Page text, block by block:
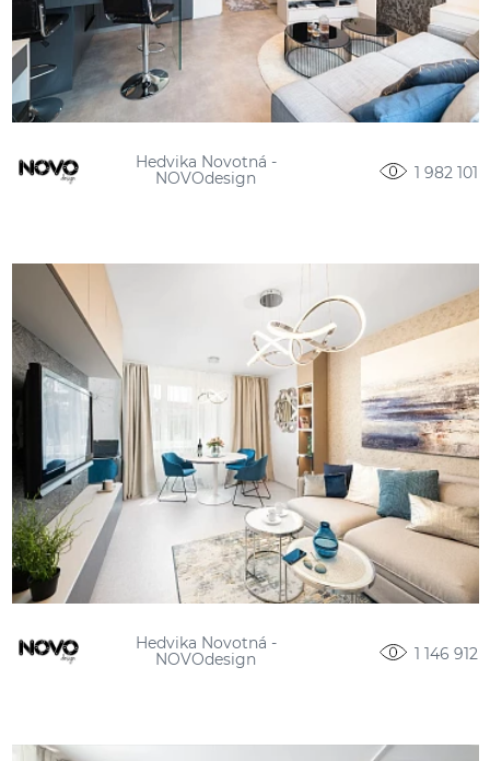
Hedvika Novotná -
NOVOdesign
1 982 101
Hedvika Novotná -
NOVOdesign
1 146 912